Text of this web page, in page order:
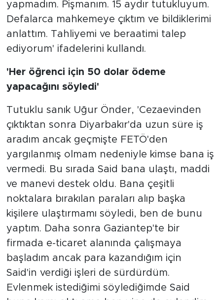
yapmadım. Pişmanım. 15 aydır tutukluyum.
Defalarca mahkemeye çıktım ve bildiklerimi
anlattım. Tahliyemi ve beraatimi talep
ediyorum' ifadelerini kullandı.
'Her öğrenci için 50 dolar ödeme
yapacağını söyledi'
Tutuklu sanık Uğur Önder, 'Cezaevinden
çıktıktan sonra Diyarbakır'da uzun süre iş
aradım ancak geçmişte FETÖ'den
yargılanmış olmam nedeniyle kimse bana iş
vermedi. Bu sırada Said bana ulaştı, maddi
ve manevi destek oldu. Bana çeşitli
noktalara bırakılan paraları alıp başka
kişilere ulaştırmamı söyledi, ben de bunu
yaptım. Daha sonra Gaziantep'te bir
firmada e-ticaret alanında çalışmaya
başladım ancak para kazandığım için
Said'in verdiği işleri de sürdürdüm.
Evlenmek istediğimi söylediğimde Said